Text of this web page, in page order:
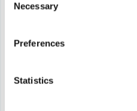
Selection
Necessary
Preferences
Statistics